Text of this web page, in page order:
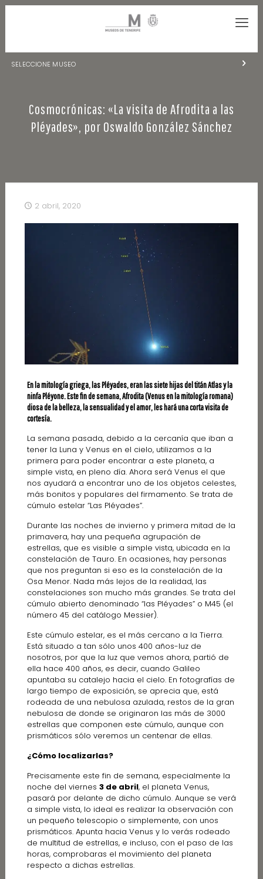
SELECCIONE MUSEO
NATURALEZA Y ARQUEOLOGÍA
LA CIENCIA Y EL COSMOS
CENTRO DE DOCUMENTACIÓN DE CANARIAS Y AMÉRICA
CUEVA DEL VIENTO
Cosmocrónicas: «La visita de Afrodita a las
Pléyades», por Oswaldo González Sánchez
2 abril, 2020
En la mitología griega, las Pléyades, eran las siete hijas del titán Atlas y la
ninfa Pléyone. Este fin de semana, Afrodita (Venus en la mitología romana)
diosa de la belleza, la sensualidad y el amor, les hará una corta visita de
cortesía.
La semana pasada, debido a la cercanía que iban a
tener la Luna y Venus en el cielo, utilizamos a la
primera para poder encontrar a este planeta, a
simple vista, en pleno día. Ahora será Venus el que
nos ayudará a encontrar uno de los objetos celestes,
más bonitos y populares del firmamento. Se trata de
cúmulo estelar “Las Pléyades”.
Durante las noches de invierno y primera mitad de la
primavera, hay una pequeña agrupación de
estrellas, que es visible a simple vista, ubicada en la
constelación de Tauro. En ocasiones, hay personas
que nos preguntan si eso es la constelación de la
Osa Menor. Nada más lejos de la realidad, las
constelaciones son mucho más grandes. Se trata del
cúmulo abierto denominado “las Pléyades” o M45 (el
número 45 del catálogo Messier).
Este cúmulo estelar, es el más cercano a la Tierra.
Está situado a tan sólo unos 400 años-luz de
nosotros, por que la luz que vemos ahora, partió de
ella hace 400 años, es decir, cuando Galileo
apuntaba su catalejo hacia el cielo. En fotografías de
largo tiempo de exposición, se aprecia que, está
rodeada de una nebulosa azulada, restos de la gran
nebulosa de donde se originaron las más de 3000
estrellas que componen este cúmulo, aunque con
prismáticos sólo veremos un centenar de ellas.
¿Cómo localizarlas?
Precisamente este fin de semana, especialmente la
noche del viernes 3 de abril, el planeta Venus,
pasará por delante de dicho cúmulo. Aunque se verá
a simple vista, lo ideal es realizar la observación con
un pequeño telescopio o simplemente, con unos
prismáticos. Apunta hacia Venus y lo verás rodeado
de multitud de estrellas, e incluso, con el paso de las
horas, comprobaras el movimiento del planeta
respecto a dichas estrellas.